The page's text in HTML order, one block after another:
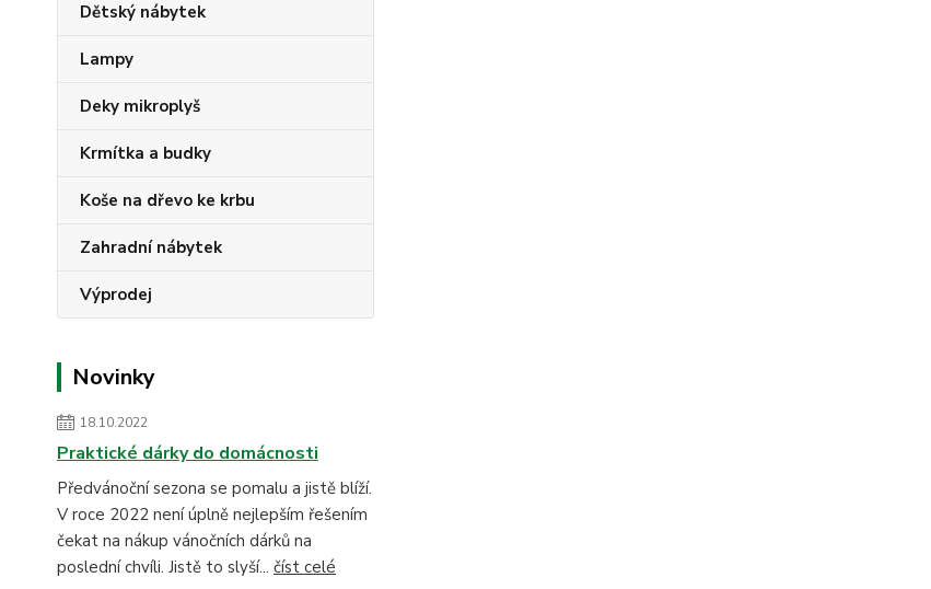
Dětský nábytek
Lampy
Deky mikroplyš
Krmítka a budky
Koše na dřevo ke krbu
Zahradní nábytek
Výprodej
Novinky
18.10.2022
Praktické dárky do domácnosti
Předvánoční sezona se pomalu a jistě blíží.
V roce 2022 není úplně nejlepším řešením
čekat na nákup vánočních dárků na
poslední chvíli. Jistě to slyší... číst celé